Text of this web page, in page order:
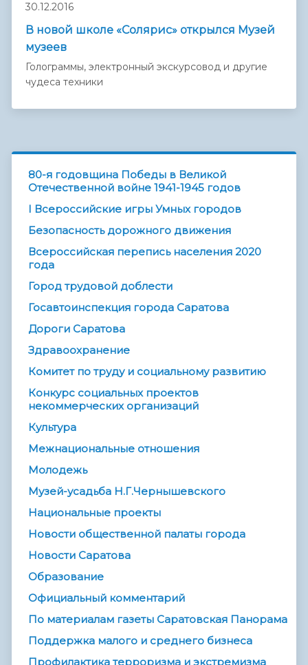
30.12.2016
В новой школе «Солярис» открылся Музей
музеев
Голограммы, электронный экскурсовод и другие
чудеса техники
80-я годовщина Победы в Великой
Отечественной войне 1941-1945 годов
I Всероссийские игры Умных городов
Безопасность дорожного движения
Всероссийская перепись населения 2020
года
Город трудовой доблести
Госавтоинспекция города Саратова
Дороги Саратова
Здравоохранение
Комитет по труду и социальному развитию
Конкурс социальных проектов
некоммерческих организаций
Культура
Межнациональные отношения
Молодежь
Музей-усадьба Н.Г.Чернышевского
Национальные проекты
Новости общественной палаты города
Новости Саратова
Образование
Официальный комментарий
По материалам газеты Саратовская Панорама
Поддержка малого и среднего бизнеса
Профилактика терроризма и экстремизма